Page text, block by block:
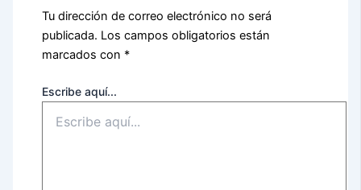
Tu dirección de correo electrónico no será
publicada. Los campos obligatorios están
marcados con *
Escribe aquí...